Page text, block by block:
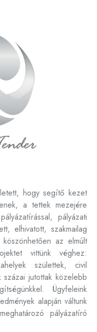
hogy segítő kezet
a tettek mezejére
pályázati
elhivatott, szakmailag
az elmúlt
vittünk véghez:
születtek, civil
jutottak közelebb
Ügyfeleink
alapján váltunk
pályázatíró